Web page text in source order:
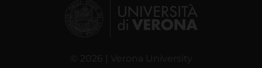
© 2026 | Verona University